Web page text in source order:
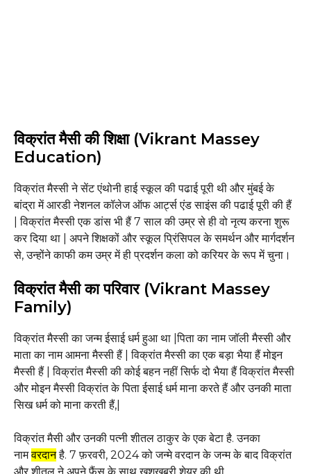
विक्रांतमैसीकी शिक्षा (Vikrant Massey
Education)
विक्रांत मैस्सी ने सेंट एंथोनी हाई स्कूल की पढाई पूरी थी और मुंबई के
बांद्रा में आरडी नेशनल कॉलेज ऑफ आर्ट्स एंड साइंस की पढाई पूरी की हैं
| विक्रांत मैस्सी एक डांस भी हैं 7 साल की उम्र से ही वो नृत्य करना शुरू
कर दिया था | अपने शिक्षकों और स्कूल प्रिंसिपल के समर्थन और मार्गदर्शन
से, उन्होंने काफी कम उम्र में ही प्रदर्शन कला को करियर के रूप में चुना।
विक्रांतमैसीका परिवार (Vikrant Massey
Family)
विक्रांत मैस्सी का जन्म ईसाई धर्म हुआ था |पिता का नाम जॉली मैस्सी और
माता का नाम आमना मैस्सी हैं | विक्रांत मैस्सी का एक बड़ा भैया हैं मोइन
मैस्सी हैं | विक्रांत मैस्सी की कोई बहन नहीं सिर्फ दो भैया हैं विक्रांत मैस्सी
और मोइन मैस्सी विक्रांत के पिता ईसाई धर्म माना करते हैं और उनकी माता
सिख धर्म को माना करती हैं,|
विक्रांत मैसी और उनकी पत्नी शीतल ठाकुर के एक बेटा है. उनका
नामवरदानहै. 7 फ़रवरी, 2024 को जन्मे वरदान के जन्म के बाद विक्रांत